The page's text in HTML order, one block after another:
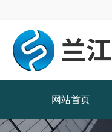
网站首页